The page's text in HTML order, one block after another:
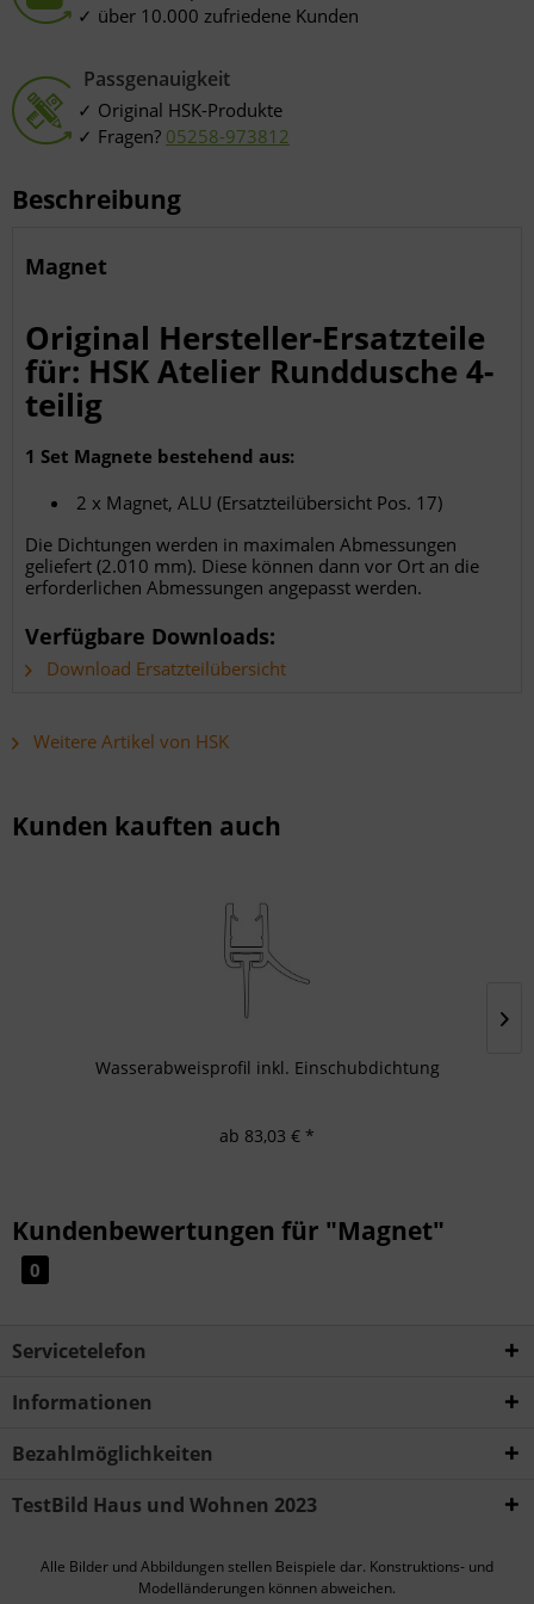
über 10.000 zufriedene Kunden
Passgenauigkeit
Original HSK-Produkte
Fragen? 05258-973812
Beschreibung
Magnet
Original Hersteller-Ersatzteile
für: HSK Atelier Runddusche 4-
teilig
1 Set Magnete bestehend aus:
2 x Magnet, ALU (Ersatzteilübersicht Pos. 17)
Die Dichtungen werden in maximalen Abmessungen
geliefert (2.010 mm). Diese können dann vor Ort an die
erforderlichen Abmessungen angepasst werden.
Verfügbare Downloads:
Download Ersatzteilübersicht
Weitere Artikel von HSK
Kunden kauften auch
Wasserabweisprofil inkl. Einschubdichtung
ab 83,03 € *
Kundenbewertungen für "Magnet"
0
Servicetelefon
Informationen
Bezahlmöglichkeiten
TestBild Haus und Wohnen 2023
Alle Bilder und Abbildungen stellen Beispiele dar. Konstruktions- und
Modelländerungen können abweichen.